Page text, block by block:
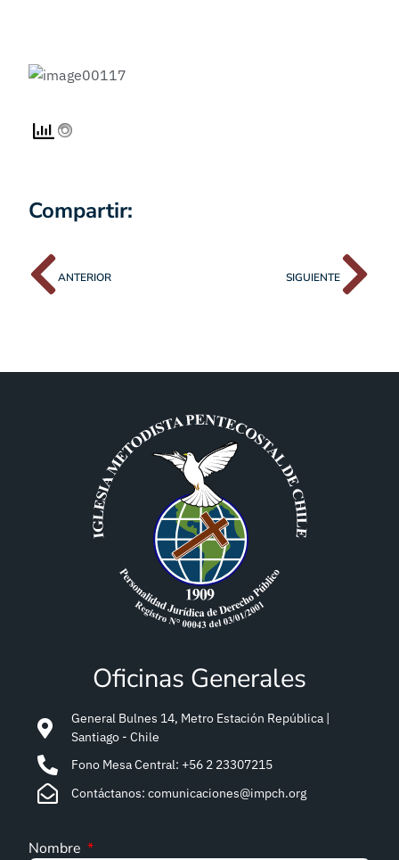
Compartir:
ANTERIOR SIGUIENTE
Oficinas Generales
General Bulnes 14, Metro Estación República |
Santiago - Chile
Fono Mesa Central: +56 2 23307215
Contáctanos: comunicaciones@impch.org
Nombre